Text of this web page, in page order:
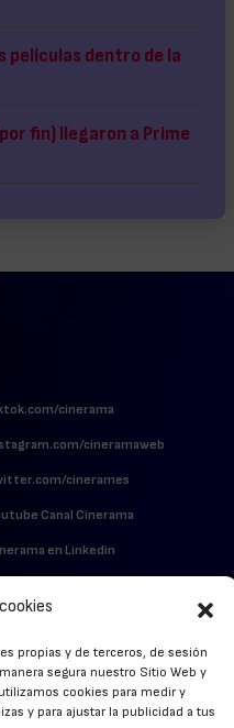
propias y de terceros, de sesión
segura nuestro Sitio Web y
cookies para medir y
y para ajustar la publicidad a tus
películas dentro de la
fin) llegaron a Prime
cinerama
cineramaweb
cinerames
Canal Cinerama
en Linkedin